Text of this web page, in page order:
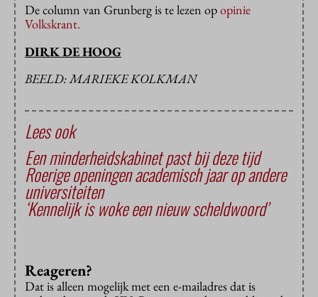
De column van Grunberg is te lezen opopinie
Volkskrant.
DIRK DE HOOG
BEELD: MARIEKE KOLKMAN
Lees ook
Een minderheidskabinet past bij deze tijd
Roerige openingen academisch jaar op andere
universiteiten
‘Kennelijk is woke een nieuw scheldwoord’
Reageren?
Dat is alleen mogelijk met een e-mailadres dat is